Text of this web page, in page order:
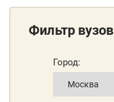
Фильтр вузов
Город: